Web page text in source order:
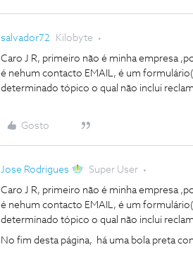
salvador72 Kilobyte
Caro J R, primeiro não é minha empresa
é nehum contacto EMAIL, é um
determinado tópico o qual não inclui
Gosto
Jose Rodrigues Super User
Caro J R, primeiro não é minha empresa
é nehum contacto EMAIL, é um
determinado tópico o qual não inclui
No fim desta página, há uma bola preta